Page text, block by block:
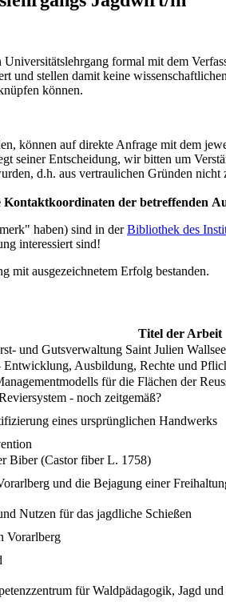
formal mit dem
stellen damit keine
können.
können auf direkte Anfrage mit dem
seiner Entscheidung, wir bitten um
d.h. aus vertraulichen Gründen
der betreffenden
haben) sind in derBibliothek des
interessiert sind!
mit ausgezeichnetem Erfolg bestanden.
Titel der Arbeit
und Gutsverwaltung Saint Julien Wallsee
Entwicklung, Ausbildung, Rechte und
für die Flächen der
- noch zeitgemäß?
eines ursprünglichen Handwerks
Biber (Castor fiber L. 1758)
und die Bejagung einer
Nutzen für das jagdliche Schießen
Vorarlberg
für Waldpädagogik, Jagd und